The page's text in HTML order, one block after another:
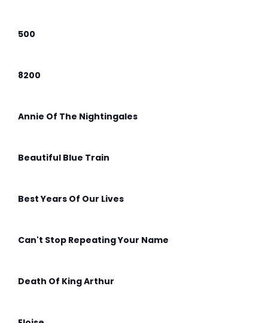
500
8200
Annie Of The Nightingales
Beautiful Blue Train
Best Years Of Our Lives
Can't Stop Repeating Your Name
Death Of King Arthur